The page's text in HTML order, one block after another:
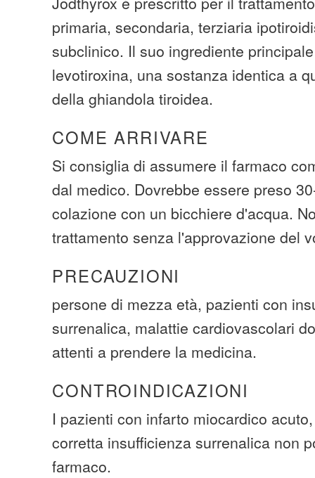
primaria, secondaria, terziaria
subclinico. Il suo ingrediente
levotiroxina, una sostanza identica a
della ghiandola tiroidea.
COME ARRIVARE
Si consiglia di assumere il farmaco
dal medico. Dovrebbe essere preso
colazione con un bicchiere d'acqua.
trattamento senza l'approvazione del
PRECAUZIONI
persone di mezza età, pazienti con
surrenalica, malattie cardiovascolari
attenti a prendere la medicina.
CONTROINDICAZIONI
I pazienti con infarto miocardico
corretta insufficienza surrenalica non
farmaco.